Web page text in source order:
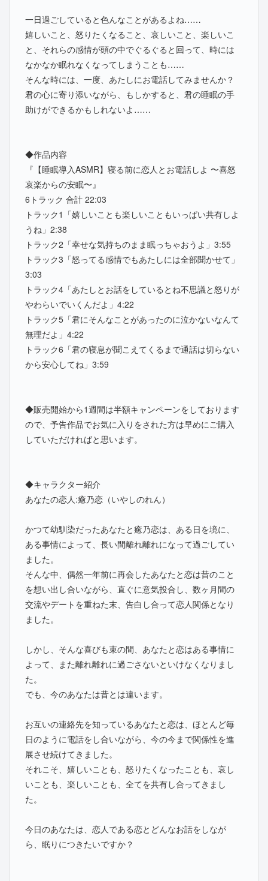
一日過ごしていると色んなことがあるよね……
嬉しいこと、怒りたくなること、哀しいこと、楽しいこ
と、それらの感情が頭の中でぐるぐると回って、時には
なかなか眠れなくなってしまうことも……
そんな時には、一度、あたしにお電話してみませんか？
君の心に寄り添いながら、もしかすると、君の睡眠の手
助けができるかもしれないよ……
◆作品内容
『【睡眠導入ASMR】寝る前に恋人とお電話しよ 〜喜怒
哀楽からの安眠〜』
6トラック 合計 22:03
トラック1「嬉しいことも楽しいこともいっぱい共有しよ
うね」2:38
トラック2「幸せな気持ちのまま眠っちゃおうよ」3:55
トラック3「怒ってる感情でもあたしには全部聞かせて」
3:03
トラック4「あたしとお話をしているとね不思議と怒りが
やわらいでいくんだよ」4:22
トラック5「君にそんなことがあったのに泣かないなんて
無理だよ」4:22
トラック6「君の寝息が聞こえてくるまで通話は切らない
から安心してね」3:59
◆販売開始から1週間は半額キャンペーンをしております
ので、予告作品でお気に入りをされた方は早めにご購入
していただければと思います。
◆キャラクター紹介
あなたの恋人:癒乃恋（いやしのれん）
かつて幼馴染だったあなたと癒乃恋は、ある日を境に、
ある事情によって、長い間離れ離れになって過ごしてい
ました。
そんな中、偶然一年前に再会したあなたと恋は昔のこと
を想い出し合いながら、直ぐに意気投合し、数ヶ月間の
交流やデートを重ねた末、告白し合って恋人関係となり
ました。
しかし、そんな喜びも束の間、あなたと恋はある事情に
よって、また離れ離れに過ごさないといけなくなりまし
た。
でも、今のあなたは昔とは違います。
お互いの連絡先を知っているあなたと恋は、ほとんど毎
日のように電話をし合いながら、今の今まで関係性を進
展させ続けてきました。
それこそ、嬉しいことも、怒りたくなったことも、哀し
いことも、楽しいことも、全てを共有し合ってきまし
た。
今日のあなたは、恋人である恋とどんなお話をしなが
ら、眠りにつきたいですか？